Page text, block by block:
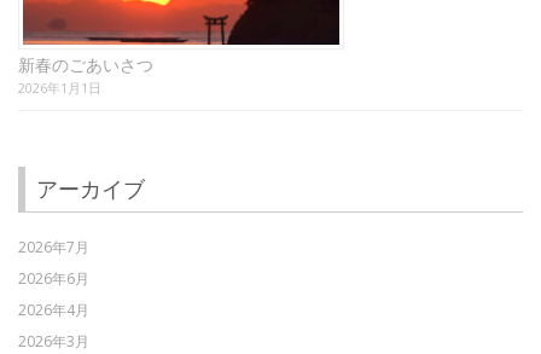
新春のごあいさつ
2026年1月1日
アーカイブ
2026年7月
2026年6月
2026年4月
2026年3月